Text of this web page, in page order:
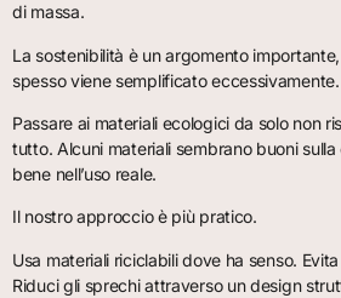
di massa.
La sostenibilità è un argomento
spesso viene semplificato eccessivamente.
Passare ai materiali ecologici da solo non
tutto. Alcuni materiali sembrano buoni
bene nell’uso reale.
Il nostro approccio è più pratico.
Usa materiali riciclabili dove ha senso.
Riduci gli sprechi attraverso un design